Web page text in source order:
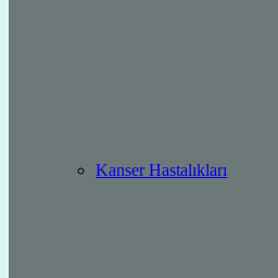
Kanser Hastalıkları